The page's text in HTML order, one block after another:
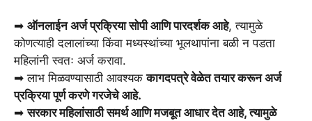
➡ ऑनलाईन अर्ज प्रक्रिया सोपी आणि पारदर्शक आहे, त्यामुळे
कोणत्याही दलालांच्या किंवा मध्यस्थांच्या भूलथापांना बळी न पडता
महिलांनी स्वतः अर्ज करावा.
➡ लाभ मिळवण्यासाठी आवश्यककागदपत्रे वेळेत तयार करून अर्ज
प्रक्रिया पूर्ण करणे गरजेचे आहे.
➡सरकार महिलांसाठी समर्थ आणि मजबूत आधार देत आहे, त्यामुळे